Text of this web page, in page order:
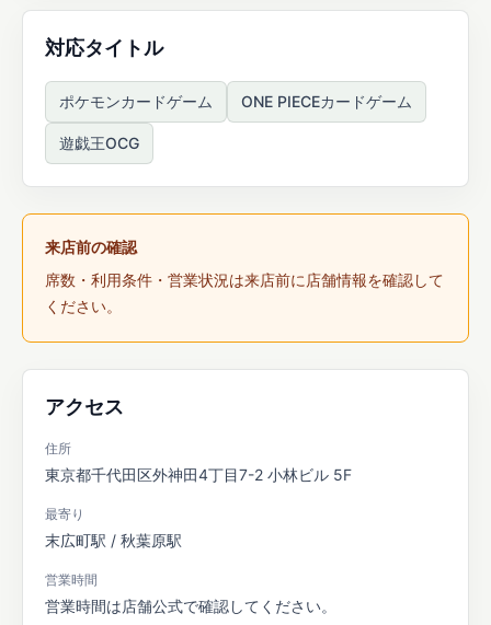
対応タイトル
ポケモンカードゲーム ONE PIECEカードゲーム
遊戯王OCG
来店前の確認
席数・利用条件・営業状況は来店前に店舗情報を確認して
ください。
アクセス
住所
東京都千代田区外神田4丁目7-2 小林ビル 5F
最寄り
末広町駅 / 秋葉原駅
営業時間
営業時間は店舗公式で確認してください。